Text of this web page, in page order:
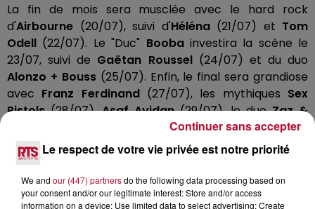
La fin de mois sera musclée avec le hard rock
d'Airbourne (20/07), suivi d'Héléna(21/07) et Tom
Odell (22/07). Le "Duc" Boobainvestira la scène le
23/07, suivi de Gaëtan Roussel(24/07) et du duo
Alonzo + Bouss(25/07). Enfin, le final sera grandiose
avec Franz Ferdinand(27/07), les mythiques Sex
Pistols(28/07),Asaf Avidan(29/07), le duoZaz &
(30/07) et les légendairesKool and
the Gang(31/07).
INFOS PRATIQUES
Le respect de votre vie privée est notre priorité
We and our (447) partnersdo the following data processing based on
your consent and/or our legitimate interest: Store and/or access
information on a device; Use limited data to select advertising; Create
Continuer sans accepter